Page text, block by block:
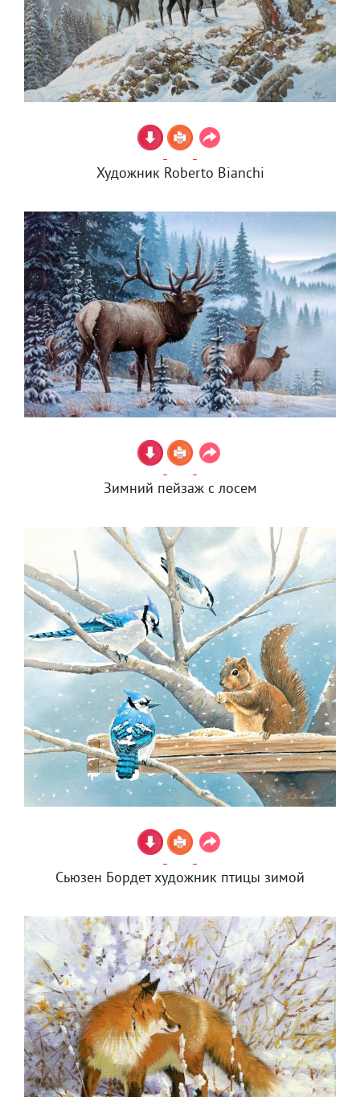
Художник Roberto Bianchi
Зимний пейзаж с лосем
Сьюзен Бордет художник птицы зимой